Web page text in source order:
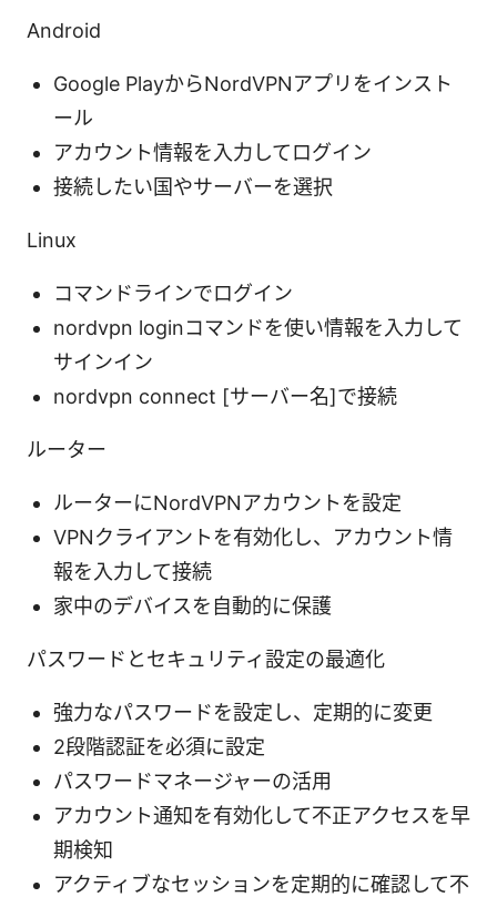
Android
Google PlayからNordVPNアプリをインスト
ール
アカウント情報を入力してログイン
接続したい国やサーバーを選択
Linux
コマンドラインでログイン
nordvpn loginコマンドを使い情報を入力して
サインイン
nordvpn connect [サーバー名]で接続
ルーター
ルーターにNordVPNアカウントを設定
VPNクライアントを有効化し、アカウント情
報を入力して接続
家中のデバイスを自動的に保護
パスワードとセキュリティ設定の最適化
強力なパスワードを設定し、定期的に変更
2段階認証を必須に設定
パスワードマネージャーの活用
アカウント通知を有効化して不正アクセスを早
期検知
アクティブなセッションを定期的に確認して不